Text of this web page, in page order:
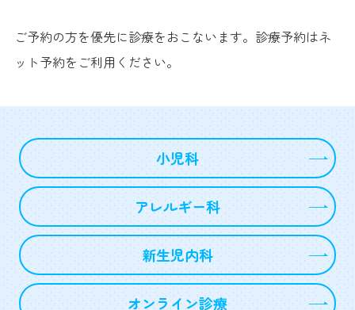
ご予約の方を優先に診療をおこないます。診療予約はネ
ット予約をご利用ください。
小児科
アレルギー科
新生児内科
オンライン診療